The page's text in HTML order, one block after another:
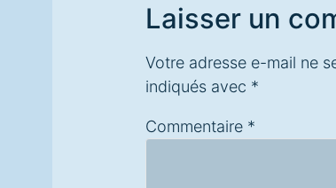
Laisser un
Votre adresse e-mail ne
indiqués avec *
Commentaire *